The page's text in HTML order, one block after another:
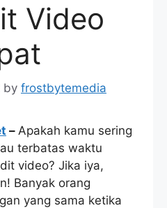
Video
by frostbytemedia
– Apakah kamu sering
terbatas waktu
video? Jika iya,
Banyak orang
yang sama ketika